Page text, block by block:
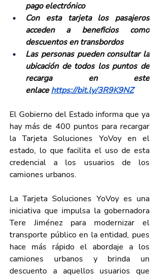
pago electrónico
Con esta tarjeta los pasajeros
acceden a beneficios como
descuentos en transbordos
Las personas pueden consultar la
ubicación de todos los puntos de
recarga en este
enlace https://bit.ly/3R9K9NZ
El Gobierno del Estado informa que ya
hay más de 400 puntos para recargar
la Tarjeta Soluciones YoVoy en el
estado, lo que facilita el uso de esta
credencial a los usuarios de los
camiones urbanos.
La Tarjeta Soluciones YoVoy es una
iniciativa que impulsa la gobernadora
Tere Jiménez para modernizar el
transporte público en la entidad, pues
hace más rápido el abordaje a los
camiones urbanos y brinda un
descuento a aquellos usuarios que